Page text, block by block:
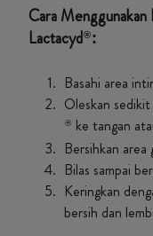
Cara Menggunakan
Lactacyd®:
Basahi area
Oleskan
® ke tangan
Bersihkan
Bilas sampai
Keringkan
bersih dan